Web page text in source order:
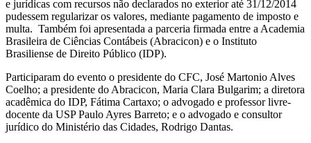
e jurídicas com recursos não declarados no exterior até 31/12/2014
pudessem regularizar os valores, mediante pagamento de imposto e
multa. Também foi apresentada a parceria firmada entre a Academia
Brasileira de Ciências Contábeis (Abracicon) e o Instituto
Brasiliense de Direito Público (IDP).
Participaram do evento o presidente do CFC, José Martonio Alves
Coelho; a presidente do Abracicon, Maria Clara Bulgarim; a diretora
acadêmica do IDP, Fátima Cartaxo; o advogado e professor livre-
docente da USP Paulo Ayres Barreto; e o advogado e consultor
jurídico do Ministério das Cidades, Rodrigo Dantas.